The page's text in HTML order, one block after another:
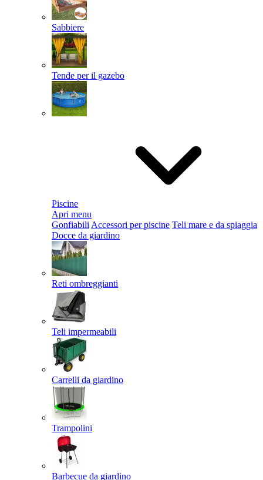
Sabbiere
Tende per il gazebo
Piscine
Apri menu
Gonfiabili Accessori per piscine Teli mare e da spiaggia
Docce da giardino
Reti ombreggianti
Teli impermeabili
Carrelli da giardino
Trampolini
Barbecue da giardino